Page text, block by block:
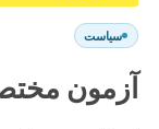
سیاست
آزمون